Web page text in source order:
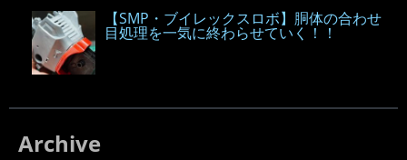
【SMP・ブイレックスロボ】胴体の合わせ
目処理を一気に終わらせていく！！
Archive